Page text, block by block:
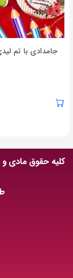
جامدادی با تم
کلیه حقوق مادی